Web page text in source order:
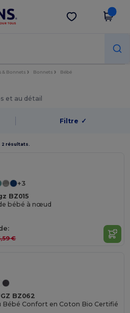
!
Obtenir l'appli
& Bonnets Bonnets Bébé
et au détail
Filtre ✓
2 résultats.
+3
BZ015
bébé à nœud
€
BZ062
Bébé Confort en Coton Bio Certifié